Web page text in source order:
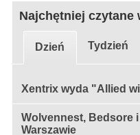
Najchętniej czytane
Dzień Tydzień
Xentrix wyda "Allied
Wolvennest, Bedsore
Warszawie